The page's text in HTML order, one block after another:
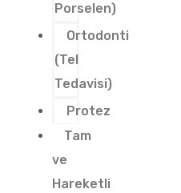
Porselen)
Ortodonti
(Tel
Tedavisi)
Protez
Tam
ve
Hareketli